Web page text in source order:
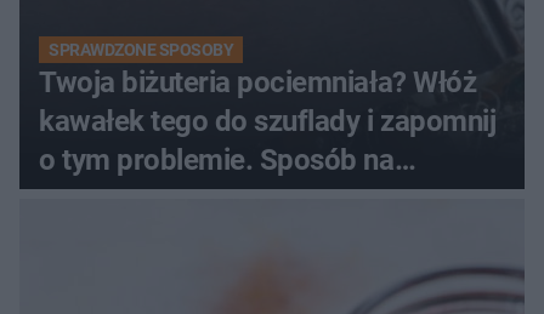
SPRAWDZONE SPOSOBY
Twoja biżuteria pociemniała? Włóż
kawałek tego do szuflady i zapomnij
o tym problemie. Sposób na
pociemniałą biżuterię